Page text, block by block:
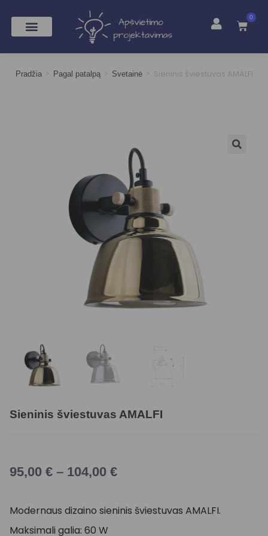
0
Pradžia > Pagal patalpą > Svetainė > Sieninis šviestuvas AMALFI
Sieninis šviestuvas AMALFI
95,00 € – 104,00 €
Modernaus dizaino sieninis šviestuvas AMALFI.
Maksimali galia: 60 W